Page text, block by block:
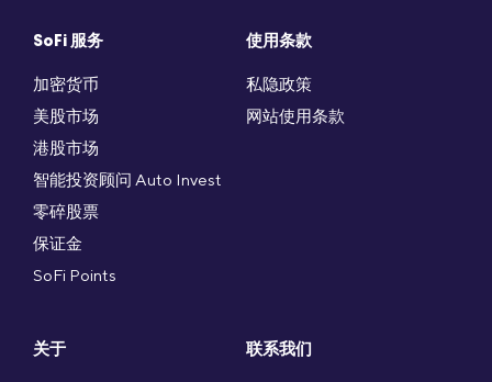
SoFi 服务
加密货币
美股市场
港股市场
智能投资顾问 Auto Invest
零碎股票
保证金
SoFi Points
使用条款
私隐政策
网站使用条款
关于 联系我们